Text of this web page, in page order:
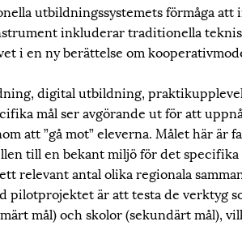
utbildningssystemets förmåga att
inkluderar traditionella
i en ny berättelse om
digital utbildning,
mål ser avgörande ut för att
att ”gå mot” eleverna. Målet här är
till en bekant miljö för det specifika
relevant antal olika regionala
är att testa de verktyg
mål) och skolor (sekundärt mål),